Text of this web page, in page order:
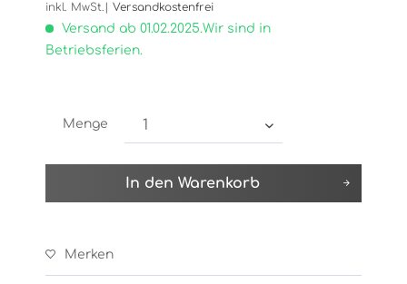
inkl. MwSt.| Versandkostenfrei
Versand ab 01.02.2025.Wir sind in
Betriebsferien.
Menge
In den Warenkorb
Merken